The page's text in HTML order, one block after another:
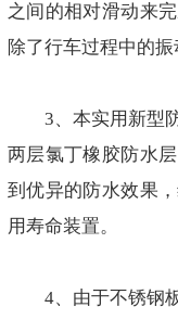
之间的相对滑动来
除了行车过程中的振
3、本实用新型防
两层氯丁橡胶防水
到优异的防水效果
用寿命装置。
4、由于不锈钢板